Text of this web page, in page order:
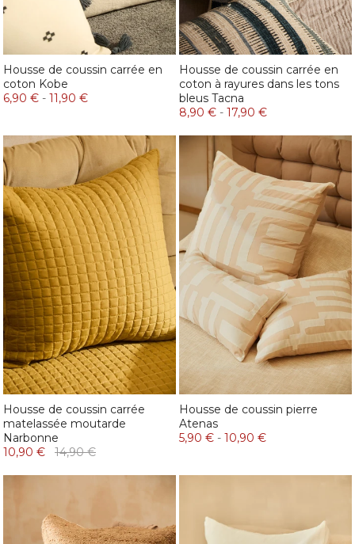
Housse de coussin carrée en
coton Kobe
6,90 € - 11,90 €
Housse de coussin carrée en
coton à rayures dans les tons
bleus Tacna
8,90 € - 17,90 €
Housse de coussin carrée
matelassée moutarde
Narbonne
10,90 €
14,90 €
Housse de coussin pierre
Atenas
5,90 € - 10,90 €